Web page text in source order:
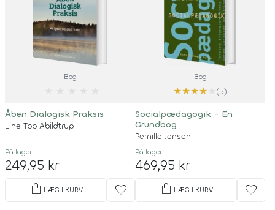
Bog
Åben Dialogisk Praksis
Line Top Abildtrup
På lager
249,95 kr
shopping_bag LÆG I KURV favorite
Bog
★★★★
(5)
Socialpædagogik - En
Grundbog
Pernille Jensen
På lager
469,95 kr
shopping_bag LÆG I KURV favorite